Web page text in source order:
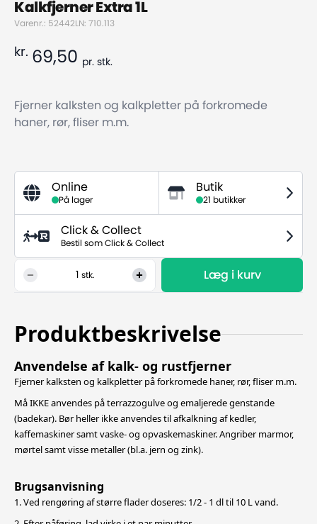
Kalkfjerner Extra 1L
Varenr.: 52442LN: 710.113
kr. 69,50 pr. stk.
Fjerner kalksten og kalkpletter på forkromede
haner, rør, fliser m.m.
Online
På lager
Butik
21 butikker
Click & Collect
Bestil som Click & Collect
stk. Læg i kurv
Produktbeskrivelse
Anvendelse af kalk- og rustfjerner
Fjerner kalksten og kalkpletter på forkromede haner, rør, fliser m.m.
Må IKKE anvendes på terrazzogulve og emaljerede genstande
(badekar). Bør heller ikke anvendes til afkalkning af kedler,
kaffemaskiner samt vaske- og opvaskemaskiner. Angriber marmor,
mørtel samt visse metaller (bl.a. jern og zink).
Brugsanvisning
1. Ved rengøring af større flader doseres: 1/2 - 1 dl til 10 L vand.